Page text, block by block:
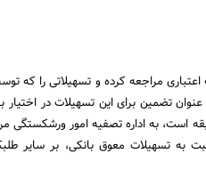
مراجعه کرده و تسهیلاتی را که
تضمین برای این تسهیلات در اختیار
است، به اداره تصفیه امور ورشکستگی
نسبت به تسهیلات معوق بانکی، بر سایر